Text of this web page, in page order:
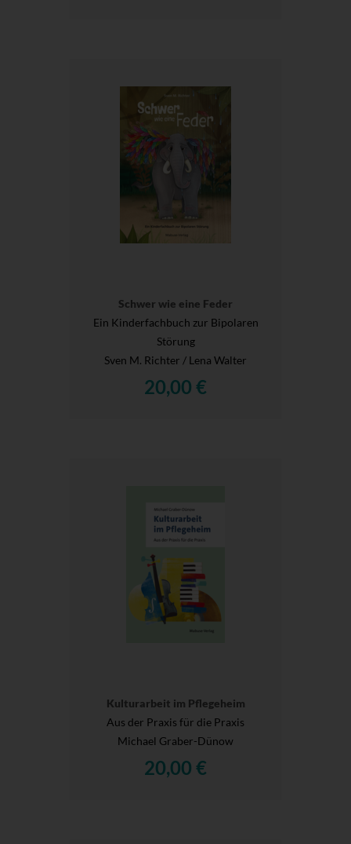
Schwer wie eine Feder
Ein Kinderfachbuch zur Bipolaren
Störung
Sven M. Richter / Lena Walter
20,00 €
Kulturarbeit im Pflegeheim
Aus der Praxis für die Praxis
Michael Graber-Dünow
20,00 €